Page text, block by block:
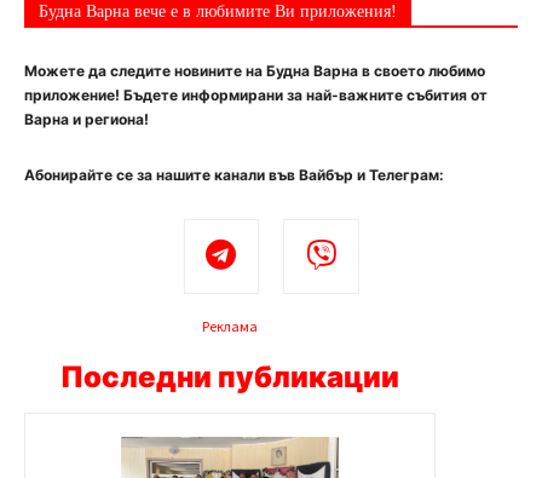
Будна Варна вече е в любимите Ви приложения!
Можете да следите новините на Будна Варна в своето любимо
приложение! Бъдете информирани за най-важните събития от
Варна и региона!
Абонирайте се за нашите канали във Вайбър и Телеграм:
Реклама
Последни публикации